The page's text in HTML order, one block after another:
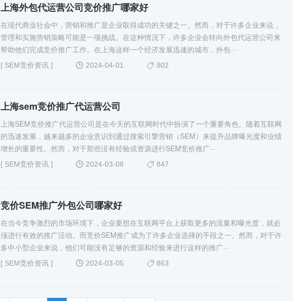
上海外包代运营公司竞价推广哪家好
在现代商业社会中，营销和推广是企业取得成功的关键之一。然而，对于许多企业来说，
管理和实施营销策略可能是一项挑战。在这种情况下，许多企业会转向外包代运营公司来
帮助他们完成竞价推广工作。在上海这样一个经济发展迅速的城市，外包···
[ SEM竞价资讯 ] 2024-04-01 802
上海sem竞价推广代运营公司
上海SEM竞价推广代运营公司是在今天的互联网时代中扮演了一个重要角色。随着互联网
的迅速发展，越来越多的企业意识到通过搜索引擎营销（SEM）来提升品牌曝光度和业绩
增长的重要性。然而，对于那些没有经验或资源进行SEM竞价推广···
[ SEM竞价资讯 ] 2024-03-08 847
竞价SEM推广外包公司哪家好
在当今竞争激烈的市场环境下，企业要想在互联网平台上获取更多的流量和曝光度，就必
须进行有效的推广活动。而竞价SEM推广成为了许多企业选择的手段之一。然而，对于许
多中小型企业来说，他们可能没有足够的资源和经验来进行这样的推广···
[ SEM竞价资讯 ] 2024-03-05 863